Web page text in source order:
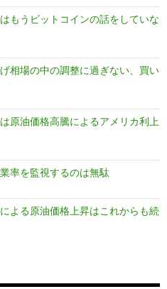
もうビットコインの話をしていな
相場の中の調整に過ぎない、買い
原油価格高騰によるアメリカ利上
率を監視するのは無駄
よる原油価格上昇はこれからも続